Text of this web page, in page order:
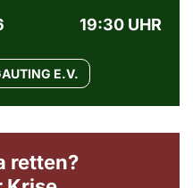
19:30 UHR
E.V.
retten?